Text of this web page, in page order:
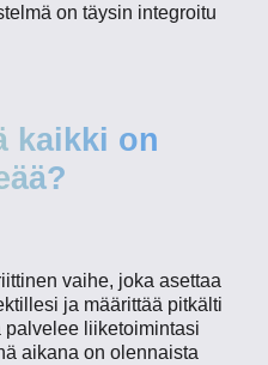
on täysin integroitu
kaikki on
vaihe, joka asettaa
ja määrittää pitkälti
liiketoimintasi
aikana on olennaista